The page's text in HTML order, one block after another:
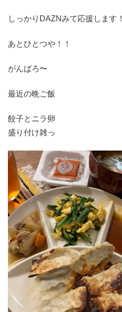
しっかりDAZNみて応援します！
あとひとつや！！
がんばろ〜
最近の晩ご飯
餃子とニラ卵
盛り付け雑っ